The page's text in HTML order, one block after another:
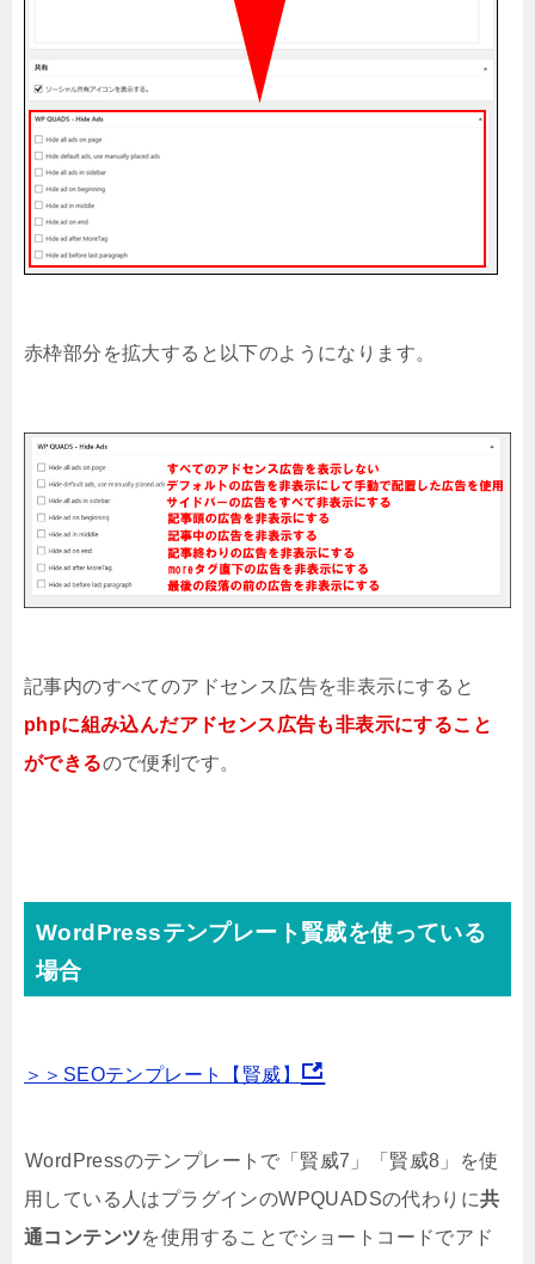
赤枠部分を拡大すると以下のようになります。
記事内のすべてのアドセンス広告を非表示にすると
phpに組み込んだアドセンス広告も非表示にすること
ができるので便利です。
WordPressテンプレート賢威を使っている
場合
＞＞SEOテンプレート【賢威】
WordPressのテンプレートで「賢威7」「賢威8」を使
用している人はプラグインのWPQUADSの代わりに共
通コンテンツを使用することでショートコードでアド